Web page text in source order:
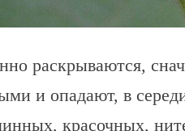
раскрываются,
и опадают, в
красочных,